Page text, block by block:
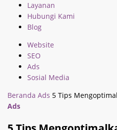
Layanan
Hubungi Kami
Blog
Website
SEO
Ads
Sosial Media
Beranda Ads 5 Tips
Ads